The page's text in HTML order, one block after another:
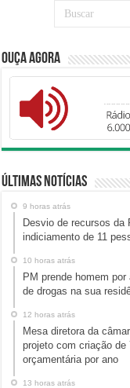
Ouça Agora
Últimas Notícias
9 horas atrás
Desvio de recursos da
indiciamento de 11
10 horas atrás
PM prende homem
de drogas na sua
12 horas atrás
Mesa diretora da
projeto com criação
orçamentária por ano
13 horas atrás